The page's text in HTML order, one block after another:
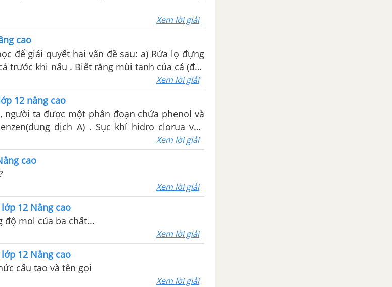
Xem lời giải
cao
quyết hai vấn đề sau: a) Rửa lọ đựng
các amin ( nhiều nhất là trimetylamin)và một
Xem lời giải
12 nâng cao
người ta được một phân đoạn chứa phenol và
dịch A) . Sục khí hidro clorua vào
1,295 gam kết tủa. Nhỏ từ từ nước brom
kĩ cho đến khi ngừng tạo kết tủa trắng thì hết
nồng độ mol của anilin và phenol trong
Xem lời giải
cao
Xem lời giải
12 Nâng cao
độ mol của ba chất...
Xem lời giải
12 Nâng cao
cấu tạo và tên gọi
Xem lời giải